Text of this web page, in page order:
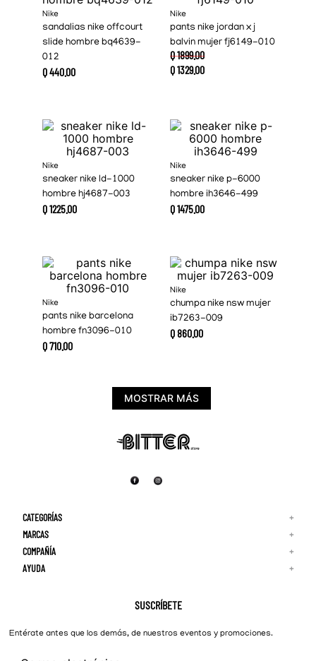
Nike
sandalias nike offcourt
slide hombre bq4639-
012
Q440.00
Nike
pants nike jordan x j
balvin mujer fj6149-010
Q1899.00
Q1329.00
Nike
sneaker nike ld-1000
hombre hj4687-003
Q1225.00
Nike
sneaker nike p-6000
hombre ih3646-499
Q1475.00
Nike
pants nike barcelona
hombre fn3096-010
Q710.00
Nike
chumpa nike nsw mujer
ib7263-009
Q860.00
MOSTRAR MÁS
CATEGORÍAS +
MARCAS +
Adidas
Reebok
COMPAÑÍA +
Quiénes Somos
AYUDA +
SUSCRÍBETE
Entérate antes que los demás, de nuestros eventos y promociones.